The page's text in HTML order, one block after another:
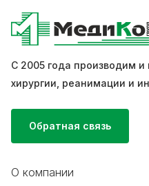
С 2005 года производим
хирургии, реанимации и
Обратная связь
О компании